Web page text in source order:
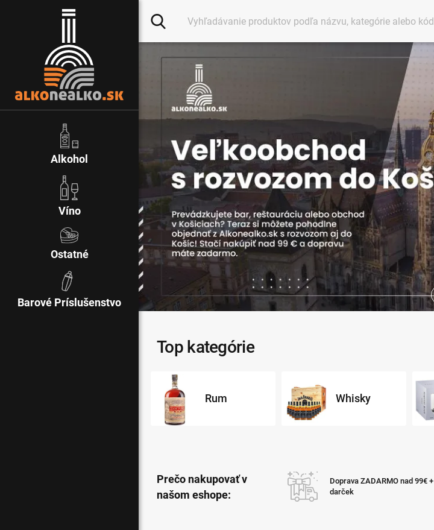
Top kategórie
Rum Whisky
Prečo nakupovať v
našom eshope:
Doprava ZADARMO nad 99€ +
darček
Alkohol
Víno
Ostatné
Barové Príslušenstvo